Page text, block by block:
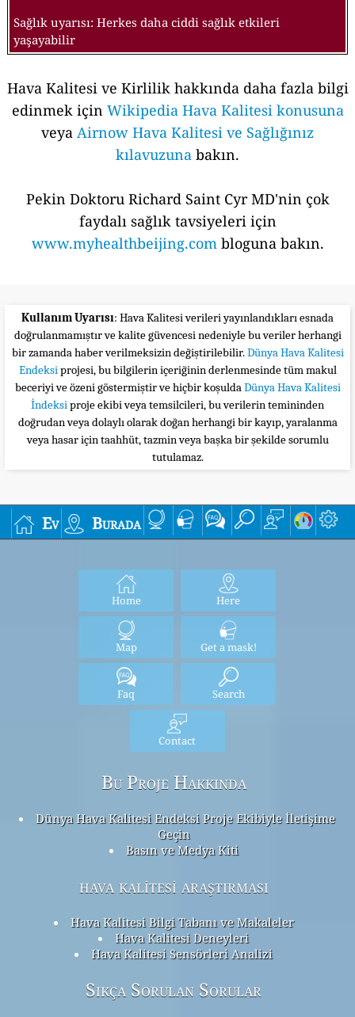
Sağlık uyarısı: Herkes daha ciddi sağlık etkileri
yaşayabilir
Hava Kalitesi ve Kirlilik hakkında daha fazla bilgi
edinmek için Wikipedia Hava Kalitesi konusuna
veya Airnow Hava Kalitesi ve Sağlığınız
kılavuzuna bakın.
Pekin Doktoru Richard Saint Cyr MD'nin çok
faydalı sağlık tavsiyeleri için
www.myhealthbeijing.combloguna bakın.
Kullanım Uyarısı: Hava Kalitesi verileri yayınlandıkları esnada
doğrulanmamıştır ve kalite güvencesi nedeniyle bu veriler herhangi
bir zamanda haber verilmeksizin değiştirilebilir.Dünya Hava Kalitesi
Endeksiprojesi, bu bilgilerin içeriğinin derlenmesinde tüm makul
beceriyi ve özeni göstermiştir ve hiçbir koşuldaDünya Hava Kalitesi
İndeksiproje ekibi veya temsilcileri, bu verilerin temininden
doğrudan veya dolaylı olarak doğan herhangi bir kayıp, yaralanma
veya hasar için taahhüt, tazmin veya başka bir şekilde sorumlu
tutulamaz.
Ev Burada
Home Here
Map Get a mask!
Faq Search
Contact
Bu Proje Hakkında
Dünya Hava Kalitesi Endeksi Proje Ekibiyle İletişime
Geçin
Basın ve Medya Kiti
hava kalitesi araştırması
Hava Kalitesi Bilgi Tabanı ve Makaleler
Hava Kalitesi Deneyleri
Hava Kalitesi Sensörleri Analizi
Sıkça Sorulan Sorular